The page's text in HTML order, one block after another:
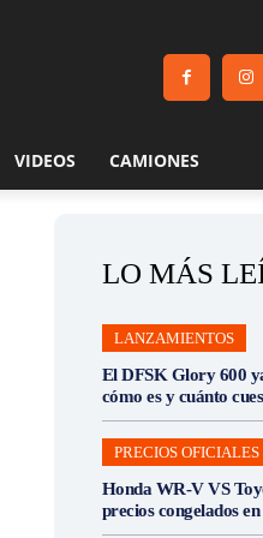
VIDEOS CAMIONES
LO MÁS
LANZAMIENTOS
El DFSK Glory 600
cómo es y cuánto
PRECIOS OFICIALES
Honda WR-V VS
precios congelados